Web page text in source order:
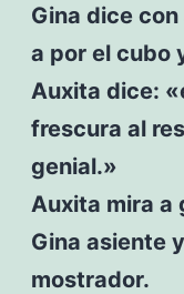
Gina dice
a por el cubo
Auxita dice:
frescura al
genial.»
Auxita mira a
Gina asiente
mostrador.